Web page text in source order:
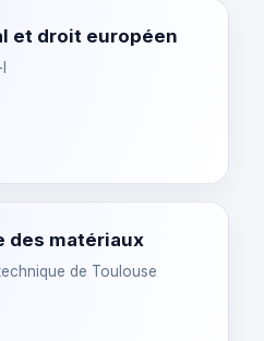
et droit européen
des matériaux
de Toulouse